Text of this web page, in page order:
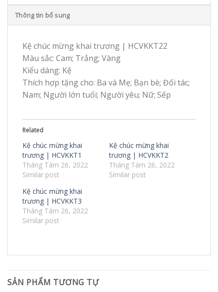
Thông tin bổ sung
Kệ chúc mừng khai trương | HCVKKT22
Màu sắc: Cam; Trắng; Vàng
Kiểu dáng: Kệ
Thích hợp tặng cho: Ba và Mẹ; Bạn bè; Đối tác;
Nam; Người lớn tuổi; Người yêu; Nữ; Sếp
Related
Kệ chúc mừng khai
trương | HCVKKT1
Tháng Tám 26, 2022
Similar post
Kệ chúc mừng khai
trương | HCVKKT2
Tháng Tám 26, 2022
Similar post
Kệ chúc mừng khai
trương | HCVKKT3
Tháng Tám 26, 2022
Similar post
SẢN PHẨM TƯƠNG TỰ